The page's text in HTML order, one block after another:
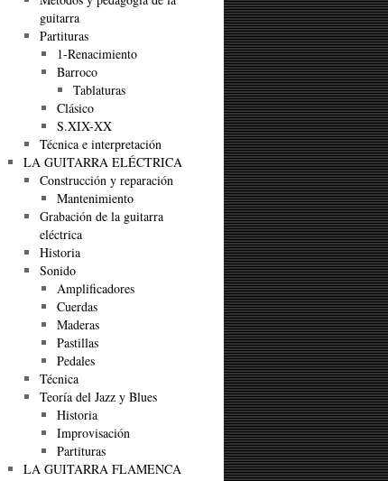
guitarra
Partituras
1-Renacimiento
Barroco
Tablaturas
Clásico
S.XIX-XX
Técnica e interpretación
LA GUITARRA ELÉCTRICA
Construcción y reparación
Mantenimiento
Grabación de la guitarra
eléctrica
Historia
Sonido
Amplificadores
Cuerdas
Maderas
Pastillas
Pedales
Técnica
Teoría del Jazz y Blues
Historia
Improvisación
Partituras
LA GUITARRA FLAMENCA